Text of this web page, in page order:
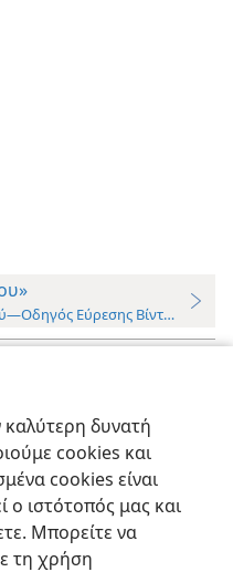
δυνατή
cookies και
cookies είναι
ο ιστότοπός μας και
Μπορείτε να
τη χρήση
Εύρεσης Βίντεο
Ιησού